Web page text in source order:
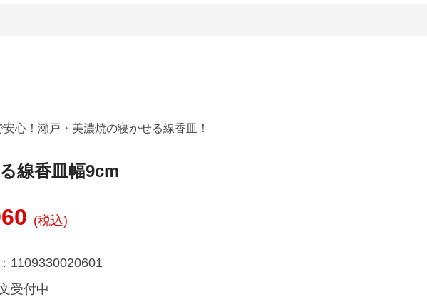
心！瀬戸・美濃焼の寝かせる線香皿！
線香皿幅9cm
(税込)
1109330020601
受付中